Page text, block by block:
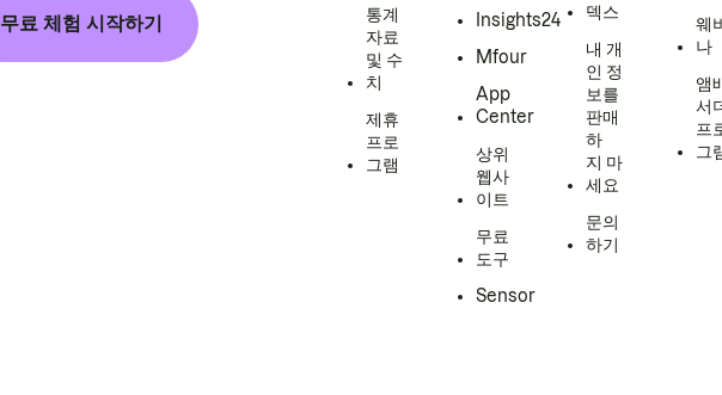
무료 체험 시작하기
통계
자료
및 수
치
제휴
프로
그램
Insights24
Mfour
App
Center
상위
웹사
이트
무료
도구
Sensor
덱스
내 개
인 정
보를
판매
하
지 마
세요
문의
하기
웨
나
앰
서
프
그